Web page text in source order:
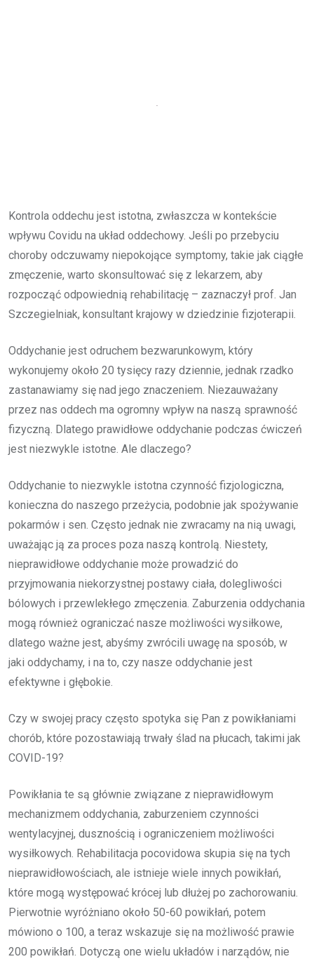
Kontrola oddechu jest istotna, zwłaszcza w kontekście
wpływu Covidu na układ oddechowy. Jeśli po przebyciu
choroby odczuwamy niepokojące symptomy, takie jak ciągłe
zmęczenie, warto skonsultować się z lekarzem, aby
rozpocząć odpowiednią rehabilitację – zaznaczył prof. Jan
Szczegielniak, konsultant krajowy w dziedzinie fizjoterapii.
Oddychanie jest odruchem bezwarunkowym, który
wykonujemy około 20 tysięcy razy dziennie, jednak rzadko
zastanawiamy się nad jego znaczeniem. Niezauważany
przez nas oddech ma ogromny wpływ na naszą sprawność
fizyczną. Dlatego prawidłowe oddychanie podczas ćwiczeń
jest niezwykle istotne. Ale dlaczego?
Oddychanie to niezwykle istotna czynność fizjologiczna,
konieczna do naszego przeżycia, podobnie jak spożywanie
pokarmów i sen. Często jednak nie zwracamy na nią uwagi,
uważając ją za proces poza naszą kontrolą. Niestety,
nieprawidłowe oddychanie może prowadzić do
przyjmowania niekorzystnej postawy ciała, dolegliwości
bólowych i przewlekłego zmęczenia. Zaburzenia oddychania
mogą również ograniczać nasze możliwości wysiłkowe,
dlatego ważne jest, abyśmy zwrócili uwagę na sposób, w
jaki oddychamy, i na to, czy nasze oddychanie jest
efektywne i głębokie.
Czy w swojej pracy często spotyka się Pan z powikłaniami
chorób, które pozostawiają trwały ślad na płucach, takimi jak
COVID-19?
Powikłania te są głównie związane z nieprawidłowym
mechanizmem oddychania, zaburzeniem czynności
wentylacyjnej, dusznością i ograniczeniem możliwości
wysiłkowych. Rehabilitacja pocovidowa skupia się na tych
nieprawidłowościach, ale istnieje wiele innych powikłań,
które mogą występować krócej lub dłużej po zachorowaniu.
Pierwotnie wyróżniano około 50-60 powikłań, potem
mówiono o 100, a teraz wskazuje się na możliwość prawie
200 powikłań. Dotyczą one wielu układów i narządów, nie